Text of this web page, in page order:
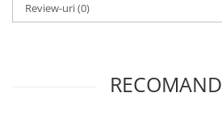
Review-uri(0)